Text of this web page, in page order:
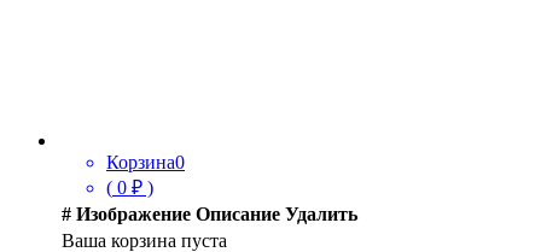
Корзина0
( 0 ₽ )
# Изображение Описание Удалить
Ваша корзина пуста